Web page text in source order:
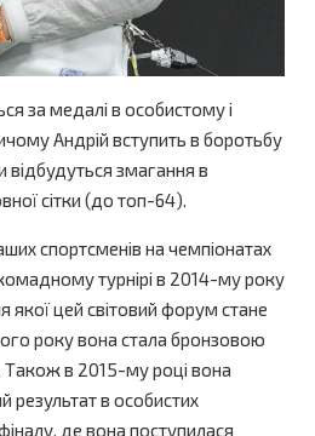
за медалі в особистому і
Андрій вступить в боротьбу
змагання в
сітки (до топ-64).
спортсменів на чемпіонатах
турнірі в 2014-му року
цей світовий форум стане
року вона стала бронзовою
Також в 2015-му році вона
результат в особистих
де вона поступилася